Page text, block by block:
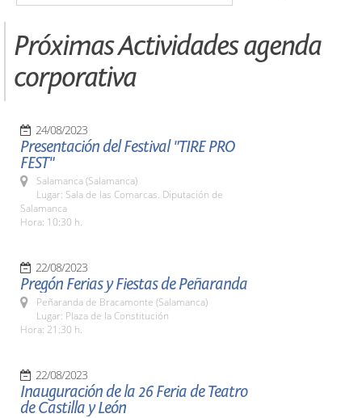
Próximas Actividades agenda
corporativa
24/08/2023
Presentación del Festival "TIRE PRO
FEST"
Salamanca (Salamanca)
Lugar: Sala de las Comarcas. Diputación de
Salamanca
Hora: 10:30 h.
22/08/2023
Pregón Ferias y Fiestas de Peñaranda
Peñaranda de Bracamonte (Salamanca)
Lugar: Plaza de la Constitución
Hora: 21:30 h.
22/08/2023
Inauguración de la 26 Feria de Teatro
de Castilla y León